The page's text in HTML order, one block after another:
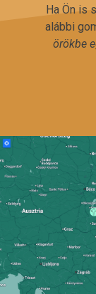
Ha Ön is
alábbi
örökbe